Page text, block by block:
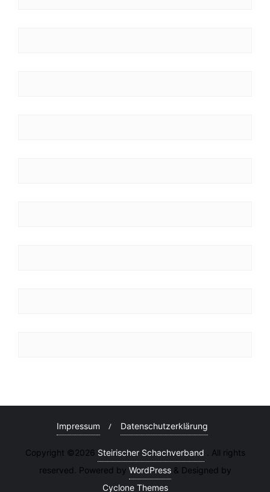
Impressum Datenschutzerklärung
Copyright ©2026 Steirischer Schachverband . All rights
reserved. Powered by WordPress & Designed by
Cyclone Themes